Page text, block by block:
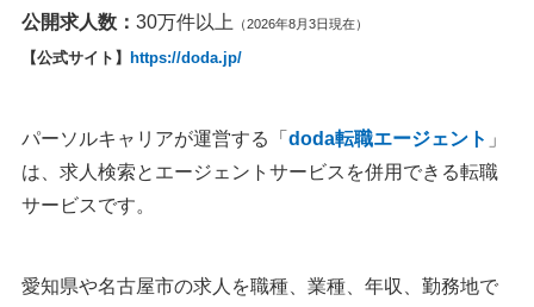
公開求人数： 30万件以上 （2026年8月3日現在）
【公式サイト】 https://doda.jp/
パーソルキャリアが運営する「 doda転職エージェント 」
は、求人検索とエージェントサービスを併用できる転職
サービスです。
愛知県や名古屋市の求人を職種、業種、年収、勤務地で